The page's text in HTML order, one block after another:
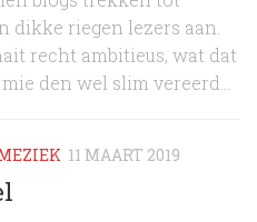
dikke riegen lezers aan.
recht ambitieus, wat dat
den wel slim vereerd...
11 MAART 2019